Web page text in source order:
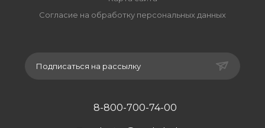
Согласие на обработку персональных данных
Подписаться на рассылку
8-800-700-74-00